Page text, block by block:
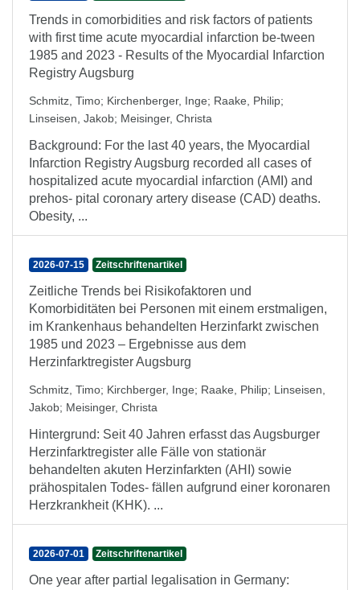
Trends in comorbidities and risk factors of patients
with first time acute myocardial infarction be-tween
1985 and 2023 - Results of the Myocardial Infarction
Registry Augsburg
Schmitz, Timo; Kirchenberger, Inge; Raake, Philip;
Linseisen, Jakob; Meisinger, Christa
Background: For the last 40 years, the Myocardial
Infarction Registry Augsburg recorded all cases of
hospitalized acute myocardial infarction (AMI) and
prehos- pital coronary artery disease (CAD) deaths.
Obesity, ...
2026-07-15 Zeitschriftenartikel
Zeitliche Trends bei Risikofaktoren und
Komorbiditäten bei Personen mit einem erstmaligen,
im Krankenhaus behandelten Herzinfarkt zwischen
1985 und 2023 – Ergebnisse aus dem
Herzinfarktregister Augsburg
Schmitz, Timo; Kirchberger, Inge; Raake, Philip; Linseisen,
Jakob; Meisinger, Christa
Hintergrund: Seit 40 Jahren erfasst das Augsburger
Herzinfarktregister alle Fälle von stationär
behandelten akuten Herzinfarkten (AHI) sowie
prähospitalen Todes- fällen aufgrund einer koronaren
Herzkrankheit (KHK). ...
2026-07-01 Zeitschriftenartikel
One year after partial legalisation in Germany: